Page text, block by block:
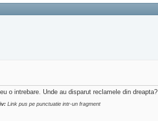
o intrebare. Unde au disparut reclamele din dreapta?
Link pus pe punctuatie intr-un fragment